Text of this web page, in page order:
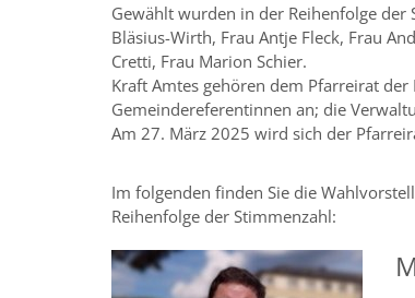
Gewählt wurden in der Reihenfolge der
Bläsius-Wirth, Frau Antje Fleck, Frau
Cretti, Frau Marion Schier.
Kraft Amtes gehören dem Pfarreirat
Gemeindereferentinnen an; die
Am 27. März 2025 wird sich der
Im folgenden finden Sie die
Reihenfolge der Stimmenzahl: